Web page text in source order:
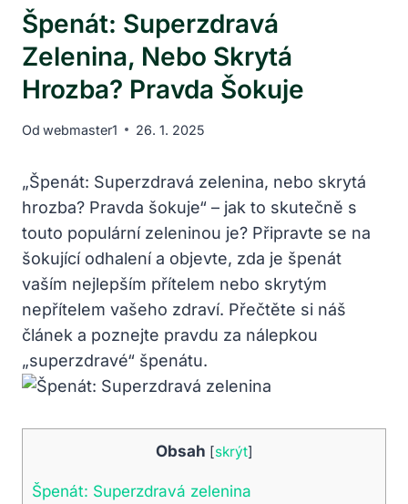
Špenát: Superzdravá
Zelenina, Nebo Skrytá
Hrozba? Pravda Šokuje
Od webmaster1 26. 1. 2025
„Špenát: Superzdravá zelenina, nebo skrytá
hrozba? Pravda šokuje“ – jak to skutečně s
touto populární zeleninou je? Připravte se na
šokující odhalení a objevte, zda je špenát
vaším nejlepším přítelem nebo skrytým
nepřítelem vašeho zdraví. Přečtěte si náš
článek a poznejte pravdu za nálepkou
„superzdravé“ špenátu.
Obsah [skrýt]
Špenát: Superzdravá zelenina